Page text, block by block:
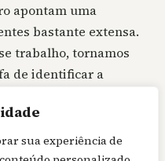
sua experiência de
apontam uma
bastante extensa.
trabalho, tornamos
de identificar a
ou,
la”, afirma